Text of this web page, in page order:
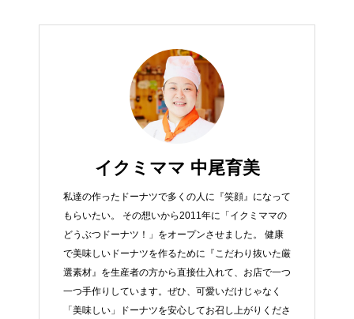
イクミママ 中尾育美
私達の作ったドーナツで多くの人に『笑顔』になって
もらいたい。 その想いから2011年に「イクミママの
どうぶつドーナツ！」をオープンさせました。 健康
で美味しいドーナツを作るために『こだわり抜いた厳
選素材』を生産者の方から直接仕入れて、お店で一つ
一つ手作りしています。ぜひ、可愛いだけじゃなく
「美味しい」ドーナツを安心してお召し上がりくださ